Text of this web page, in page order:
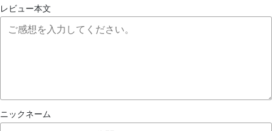
レビュー本文
ニックネーム